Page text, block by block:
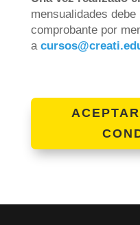
mensualidades
comprobante por
a